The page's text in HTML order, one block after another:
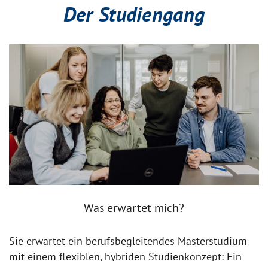
Der Studiengang
Was erwartet mich?
Sie erwartet ein berufsbegleitendes Masterstudium
mit einem flexiblen, hybriden Studienkonzept: Ein